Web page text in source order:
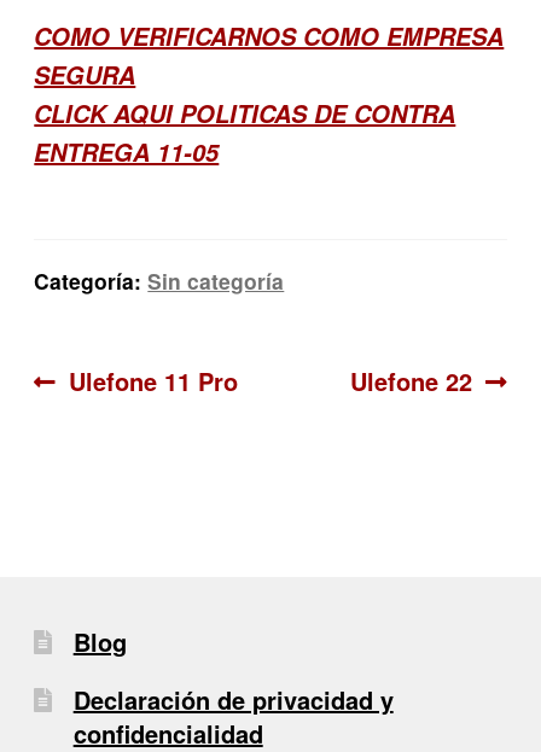
COMO VERIFICARNOS COMO EMPRESA
SEGURA
CLICK AQUI POLITICAS DE CONTRA
ENTREGA 11-05
Categoría:Sin categoría
Navegación
Anterior:
Ulefone 11 Pro Siguiente:
Ulefone 22
Blog
Declaración de privacidad y
confidencialidad